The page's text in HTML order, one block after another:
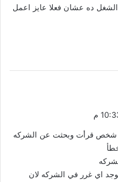
ده عشان فعلا عايز اعمل
شخص قرأت وبحثت عن الشركه
يوجد اي غرر في الشركه لان